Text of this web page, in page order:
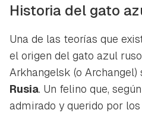
Historia del gato
Una de las teorías que
el origen del gato azul
Arkhangelsk (o Archangel)
Rusia. Un felino que,
admirado y querido por